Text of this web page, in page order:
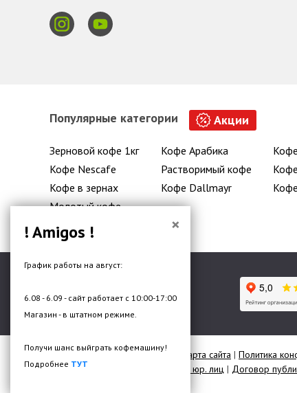
Популярные категории Акции
Зерновой кофе 1кг Кофе Арабика
Кофе Nescafe
Растворимый кофе
Кофе в зернах
Кофе Dallmayr
Молотый кофе
Гипермаркет кофе и чая
© 2026 Все права защищены | Карта сайта | Политика
Договор публичной оферты для юр. лиц | Договор
×
! Amigos !
График работы на август:
6.08 - 6.09 - сайт работает с 10:00-17:00
Магазин - в штатном режиме.
Получи шанс выйграть кофемашину!
Подробнее ТУТ